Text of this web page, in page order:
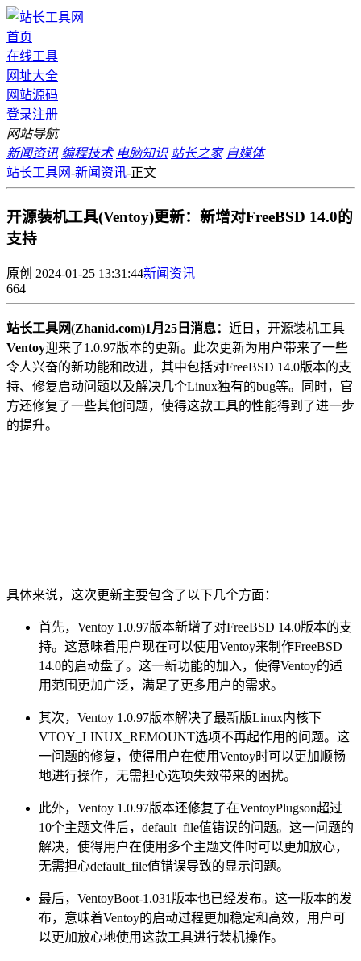
首页
在线工具
网址大全
网站源码
登录注册
网站导航
新闻资讯 编程技术 电脑知识 站长之家 自媒体
站长工具网-新闻资讯-正文
开源装机工具(Ventoy)更新：新增对FreeBSD 14.0的
支持
原创 2024-01-25 13:31:44新闻资讯
664
站长工具网(Zhanid.com)1月25日消息： 近日，开源装机工具
Ventoy迎来了1.0.97版本的更新。此次更新为用户带来了一些
令人兴奋的新功能和改进，其中包括对FreeBSD 14.0版本的支
持、修复启动问题以及解决几个Linux独有的bug等。同时，官
方还修复了一些其他问题，使得这款工具的性能得到了进一步
的提升。
具体来说，这次更新主要包含了以下几个方面：
首先，Ventoy 1.0.97版本新增了对FreeBSD 14.0版本的支
持。这意味着用户现在可以使用Ventoy来制作FreeBSD
14.0的启动盘了。这一新功能的加入，使得Ventoy的适
用范围更加广泛，满足了更多用户的需求。
其次，Ventoy 1.0.97版本解决了最新版Linux内核下
VTOY_LINUX_REMOUNT选项不再起作用的问题。这
一问题的修复，使得用户在使用Ventoy时可以更加顺畅
地进行操作，无需担心选项失效带来的困扰。
此外，Ventoy 1.0.97版本还修复了在VentoyPlugson超过
10个主题文件后，default_file值错误的问题。这一问题的
解决，使得用户在使用多个主题文件时可以更加放心，
无需担心default_file值错误导致的显示问题。
最后，VentoyBoot-1.031版本也已经发布。这一版本的发
布，意味着Ventoy的启动过程更加稳定和高效，用户可
以更加放心地使用这款工具进行装机操作。